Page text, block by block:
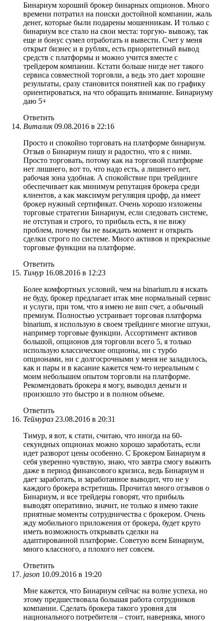
Бинариум хороший брокер бинарных опционов. Много
времени потратил на поиски достойной компании, жаль
денег, которые были подарены мошенникам. И только с
бинариум все стало на свои места: торгую- вывожу, так
еще и бонус сумел отработать и вывести. Счет у меня
открыт бизнес и в рублях, есть приоритетный вывод
средств с платформы и можно учится вместе с
трейдером компании. Кстати больше нигде нет такого
сервиса совместной торговли, а ведь это дает хорошие
результаты, сразу становится понятней как по графику
ориентироваться, на что обращать внимание. Бинариуму
даю 5+
Ответить
Виталик 09.08.2016 в 22:16
Просто и спокойно торговать на платформе бинариум.
Отзыв о Бинариум пишу и радостно, что я с ними.
Просто торговать, потому как на торговой платформе
нет лишнего, вот то, что надо есть, а лишнего нет,
рабочая зона удобная. А спокойствие при трейдинге
обеспечивает как минимум репутация брокера среди
клиентов, а как максимум регуляция црофр, да имеет
брокер нужный сертификат. Очень хорошо изложены
торговые стратегии Бинариум, если следовать системе,
не отступая и строго, то прибыль есть, я не вижу
проблем, почему бы не выждать момент и открыть
сделки строго по системе. Много активов и прекрасные
торговые функции на платформе.
Ответить
Тимур 16.08.2016 в 12:23
Более комфортных условий, чем на binarium.ru я искать
не буду, брокер предлагает итак мне нормальный сервис
и услуги, при том, что я имею не вип счет, а обычный
премиум. Полностью устраивает торговая платформа
binarium, я использую в своем трейдинге многие штуки,
например торговые функции. Ассортимент активов
большой, опционов для торговли всего 5, я только
использую классические опционы, ни с турбо
опционами, ни с долгосрочными у меня не заладилось,
как и пары и в касание кажется чем-то нереальным с
моим небольшим опытом торговли на платформе.
Рекомендовать брокера я могу, выводил деньги и
произошло это быстро и в полном объеме.
Ответить
Теймураз 23.08.2016 в 20:31
Тимур, я вот, к стати, считаю, что иногда на 60-
секундных опционах можно хорошо заработать, если
идет разворот цены особенно. С Брокером Бинариум я
себя уверенно чувствую, знаю, что завтра смогу выжить
даже в период финансового кризиса, ведь Бинариум и
дает заработать, и заработанное выводит, что не у
каждого брокера встретишь. Прочитал много отзывов о
Бинариум, и все трейдеры говорят, что прибыль
выводят оперативно, значит, не только я имею такие
приятные моменты сотрудничества с брокером. Очень
жду мобильного приложения от брокера, будет круто
иметь возможность открывать сделки на
адаптированной платформе. Советую всем Бинариум,
много классного, а плохого нет совсем.
Ответить
jason 10.09.2016 в 19:20
Мне кажется, что Бинариум сейчас на волне успеха, но
этому предшествовала большая работа сотрудников
компании. Сделать брокера такого уровня для
национального потребителя – стоит, наверняка, много